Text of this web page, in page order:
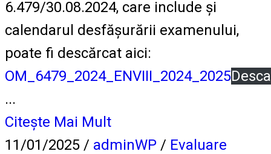
6.479/30.08.2024, care include și
calendarul desfășurării examenului,
poate fi descărcat aici:
OM_6479_2024_ENVIII_2024_2025
...
Citește Mai Mult
11/01/2025 / adminWP / Evaluare